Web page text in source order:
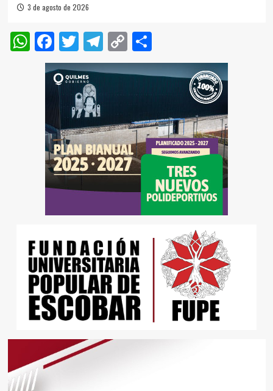
3 de agosto de 2026
WhatsApp
Facebook
Twitter
Telegram
Copy
Link
Compartir